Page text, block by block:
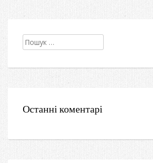
Пошук:
Останні коментарі